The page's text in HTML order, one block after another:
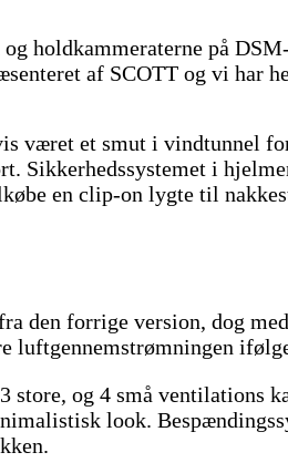
holdkammeraterne på
af SCOTT og vi har
været et smut i vindtunnel
i
en clip-on lygte til
den forrige version, dog
luftgennemstrømningen
store, og 4 små
look.